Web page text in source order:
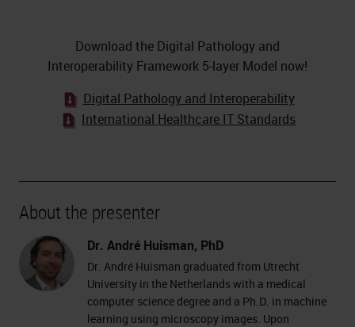
Download the Digital Pathology and
Interoperability Framework 5-layer Model now!
Digital Pathology and Interoperability
International Healthcare IT Standards
About the presenter
Dr. André Huisman, PhD
Dr. André Huisman graduated from Utrecht
University in the Netherlands with a medical
computer science degree and a Ph.D. in machine
learning using microscopy images. Upon